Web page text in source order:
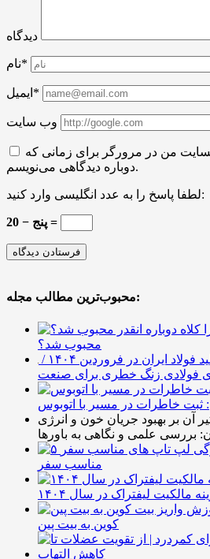
دیدگاه
نام*
ایمیل*
وب سایت
من در مرورگر برای زمانی که
دوباره دیدگاهی می‌نویسم.
لطفا پاسخ را به عدد انگلیسی وارد کنید:
20 − پنج =
محبوب‌ترین مطالب مجله:
محبوب شد؟
افزایش ۴.۶ درصدی تولید فولاد ایران در فروردین ۱۴۰۴ /
فولادی زنگ خطری برای صنعت
خاطرات در مسیر با اتوبوس
آن بر بهبود جریان خون و انرژی
بررسی علمی و نگاهی به باورها
مناسب سفر
مالکیت لیفتراک در سال ۱۴۰۴
کوین به بیت پین